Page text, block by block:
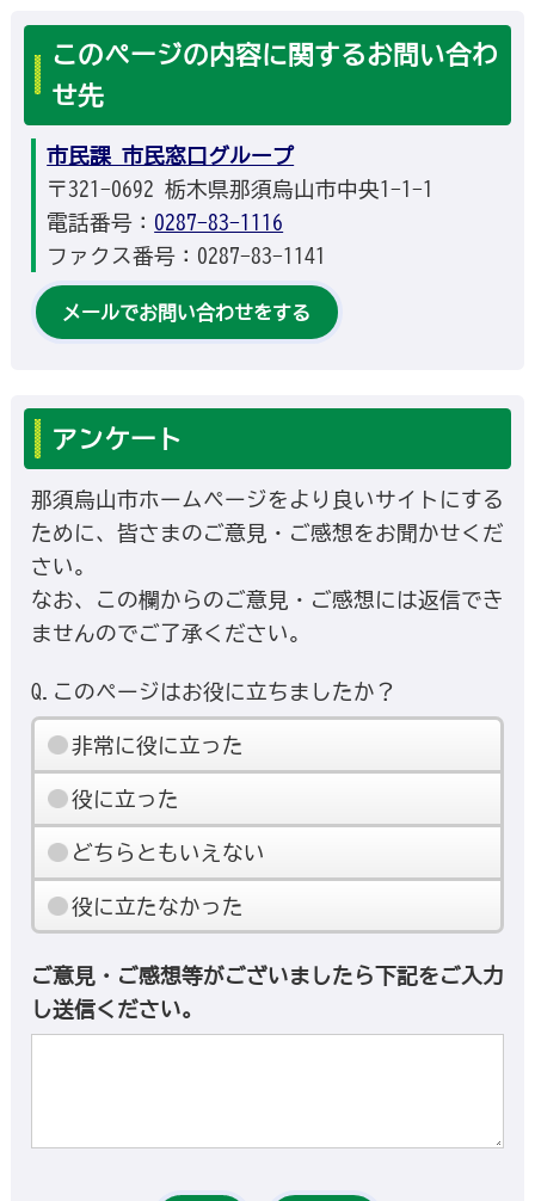
このページの内容に関するお問い合わ
せ先
市民課 市民窓口グループ
〒321-0692 栃木県那須烏山市中央1-1-1
電話番号： 0287-83-1116
ファクス番号：0287-83-1141
メールでお問い合わせをする
アンケート
那須烏山市ホームページをより良いサイトにする
ために、皆さまのご意見・ご感想をお聞かせくだ
さい。
なお、この欄からのご意見・ご感想には返信でき
ませんのでご了承ください。
Q.このページはお役に立ちましたか？
非常に役に立った
役に立った
どちらともいえない
役に立たなかった
ご意見・ご感想等がございましたら下記をご入力
し送信ください。